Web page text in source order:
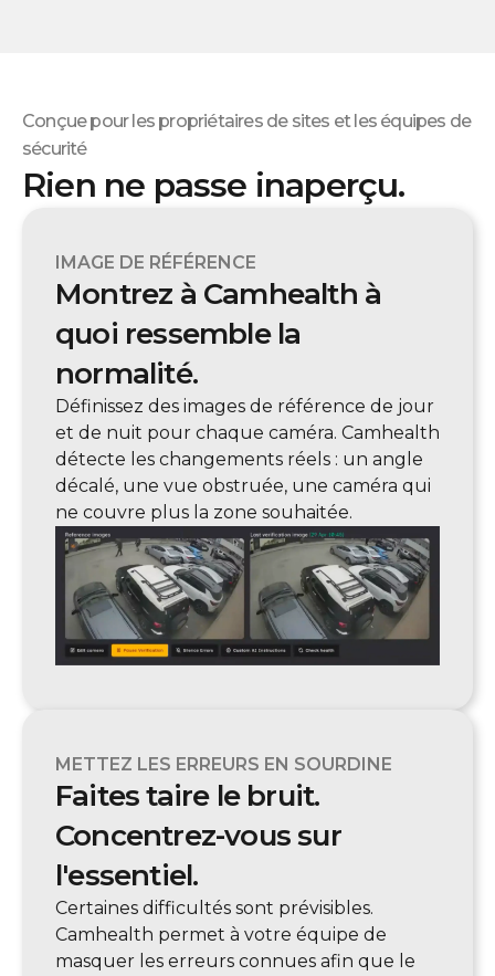
Conçue pour les propriétaires de sites et les équipes de
sécurité
Rien ne passe inaperçu.
IMAGE DE RÉFÉRENCE
Montrez à Camhealth à
quoi ressemble la
normalité.
Définissez des images de référence de jour
et de nuit pour chaque caméra. Camhealth
détecte les changements réels : un angle
décalé, une vue obstruée, une caméra qui
ne couvre plus la zone souhaitée.
METTEZ LES ERREURS EN SOURDINE
Faites taire le bruit.
Concentrez-vous sur
l'essentiel.
Certaines difficultés sont prévisibles.
Camhealth permet à votre équipe de
masquer les erreurs connues afin que le